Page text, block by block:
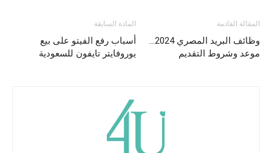
المادة السابقة
أسباب رفع الفيتو على بيع
يوروفايتر تايفون للسعودية
المقالة القادمة
وظائف البريد المصري 2024…
موعد وشروط التقديم